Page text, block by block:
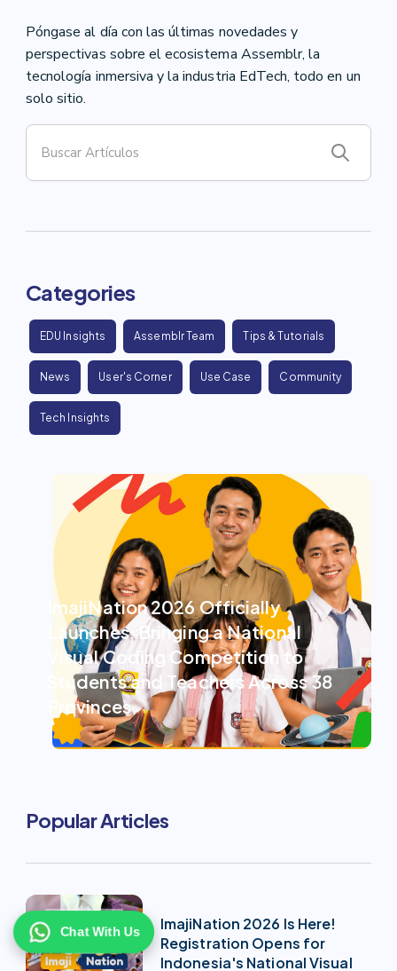
Póngase al día con las últimas novedades y
perspectivas sobre el ecosistema Assemblr, la
tecnología inmersiva y la industria EdTech, todo en un
solo sitio.
Categories
EDU Insights Assemblr Team Tips & Tutorials
News User's Corner Use Case Community
Tech Insights
ImajiNation 2026 Officially
Launches, Bringing a National
Visual Coding Competition to
Students and Teachers Across 38
Provinces
Popular Articles
ImajiNation 2026 Is Here!
Registration Opens for
Indonesia's National Visual
Chat With Us